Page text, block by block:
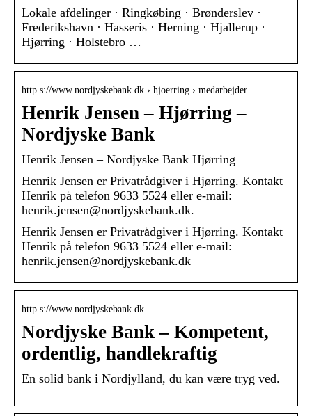
Lokale afdelinger · Ringkøbing · Brønderslev ·
Frederikshavn · Hasseris · Herning · Hjallerup ·
Hjørring · Holstebro …
http s://www.nordjyskebank.dk › hjoerring › medarbejder
Henrik Jensen – Hjørring –
Nordjyske Bank
Henrik Jensen – Nordjyske Bank Hjørring
Henrik Jensen er Privatrådgiver i Hjørring. Kontakt
Henrik på telefon 9633 5524 eller e-mail:
henrik.jensen@nordjyskebank.dk.
Henrik Jensen er Privatrådgiver i Hjørring. Kontakt
Henrik på telefon 9633 5524 eller e-mail:
henrik.jensen@nordjyskebank.dk
http s://www.nordjyskebank.dk
Nordjyske Bank – Kompetent,
ordentlig, handlekraftig
En solid bank i Nordjylland, du kan være tryg ved.